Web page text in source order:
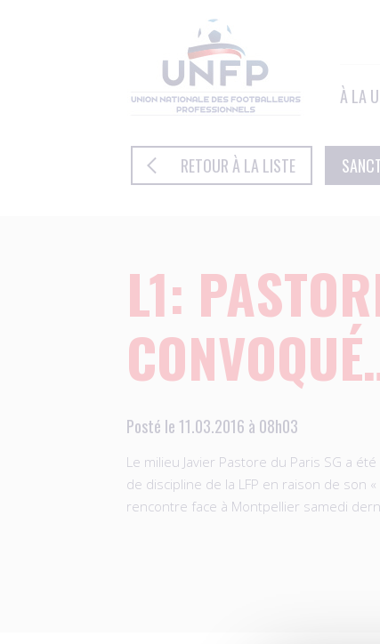
À LA
RETOUR À LA LISTE
L1:
Posté le 11.03.2016 à 08h03
Le milieu Javier Pastore du Paris SG a
de discipline de la LFP en raison de son
rencontre face à Montpellier samedi